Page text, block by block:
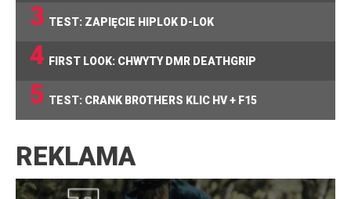
3 TEST: ZAPIĘCIE HIPLOK D-LOK
4 FIRST LOOK: CHWYTY DMR DEATHGRIP
5 TEST: CRANK BROTHERS KLIC HV + F15
REKLAMA